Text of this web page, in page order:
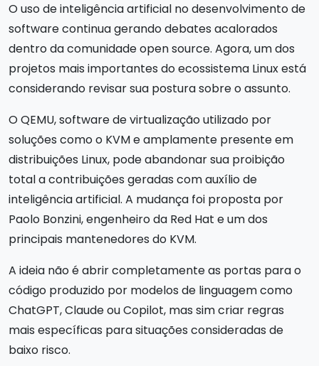
O uso de inteligência artificial no desenvolvimento de
software continua gerando debates acalorados
dentro da comunidade open source. Agora, um dos
projetos mais importantes do ecossistema Linux está
considerando revisar sua postura sobre o assunto.
O QEMU, software de virtualização utilizado por
soluções como o KVM e amplamente presente em
distribuições Linux, pode abandonar sua proibição
total a contribuições geradas com auxílio de
inteligência artificial. A mudança foi proposta por
Paolo Bonzini, engenheiro da Red Hat e um dos
principais mantenedores do KVM.
A ideia não é abrir completamente as portas para o
código produzido por modelos de linguagem como
ChatGPT, Claude ou Copilot, mas sim criar regras
mais específicas para situações consideradas de
baixo risco.